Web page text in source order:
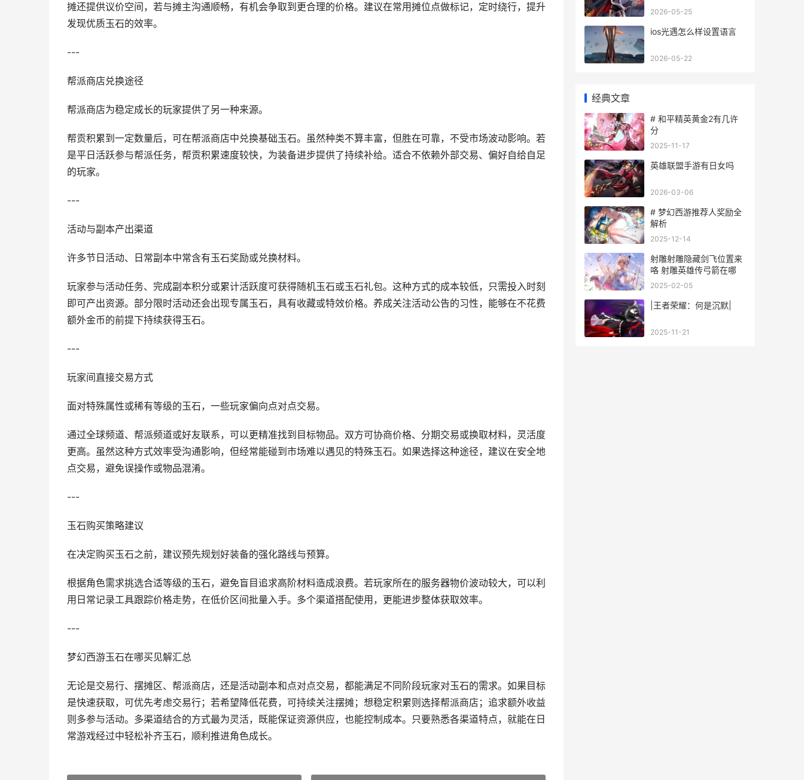
摊还提供议价空间，若与摊主沟通顺畅，有机会争取到更合理的价格。建议在常用摊位点做标记，定时绕行，提升
发现优质玉石的效率。
---
帮派商店兑换途径
帮派商店为稳定成长的玩家提供了另一种来源。
帮贡积累到一定数量后，可在帮派商店中兑换基础玉石。虽然种类不算丰富，但胜在可靠，不受市场波动影响。若
是平日活跃参与帮派任务，帮贡积累速度较快，为装备进步提供了持续补给。适合不依赖外部交易、偏好自给自足
的玩家。
---
活动与副本产出渠道
许多节日活动、日常副本中常含有玉石奖励或兑换材料。
玩家参与活动任务、完成副本积分或累计活跃度可获得随机玉石或玉石礼包。这种方式的成本较低，只需投入时刻
即可产出资源。部分限时活动还会出现专属玉石，具有收藏或特效价格。养成关注活动公告的习性，能够在不花费
额外金币的前提下持续获得玉石。
---
玩家间直接交易方式
面对特殊属性或稀有等级的玉石，一些玩家偏向点对点交易。
通过全球频道、帮派频道或好友联系，可以更精准找到目标物品。双方可协商价格、分期交易或换取材料，灵活度
更高。虽然这种方式效率受沟通影响，但经常能碰到市场难以遇见的特殊玉石。如果选择这种途径，建议在安全地
点交易，避免误操作或物品混淆。
---
玉石购买策略建议
在决定购买玉石之前，建议预先规划好装备的强化路线与预算。
根据角色需求挑选合适等级的玉石，避免盲目追求高阶材料造成浪费。若玩家所在的服务器物价波动较大，可以利
用日常记录工具跟踪价格走势，在低价区间批量入手。多个渠道搭配使用，更能进步整体获取效率。
---
梦幻西游玉石在哪买见解汇总
无论是交易行、摆摊区、帮派商店，还是活动副本和点对点交易，都能满足不同阶段玩家对玉石的需求。如果目标
是快速获取，可优先考虑交易行；若希望降低花费，可持续关注摆摊；想稳定积累则选择帮派商店；追求额外收益
则多参与活动。多渠道结合的方式最为灵活，既能保证资源供应，也能控制成本。只要熟悉各渠道特点，就能在日
常游戏经过中轻松补齐玉石，顺利推进角色成长。
2026-05-25
ios光遇怎么样设置语言
2026-05-22
经典文章
# 和平精英黄金2有几许
分
2025-11-17
英雄联盟手游有日女吗
2026-03-06
# 梦幻西游推荐人奖励全
解析
2025-12-14
射雕射雕隐藏剑飞位置来
咯 射雕英雄传弓箭在哪
2025-02-05
|王者荣耀：何是沉默|
2025-11-21